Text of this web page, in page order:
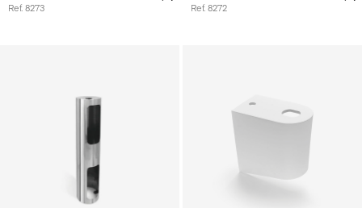
Ref. 8273
Ref. 8272